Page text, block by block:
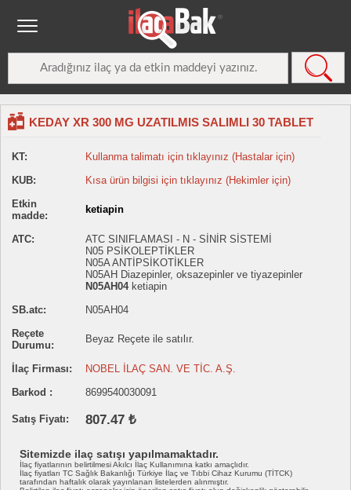
KEDAY XR 300 MG UZATILMIS SALIMLI 30 TABLET
KT:
Kullanma talimatı için tıklayınız (Hastalar için)
KUB:
Kısa ürün bilgisi için tıklayınız (Hekimler için)
Etkin
madde:
ketiapin
ATC:
ATC SINIFLAMASI - N - SİNİR SİSTEMİ
N05 PSİKOLEPTİKLER
N05A ANTİPSİKOTİKLER
N05AH Diazepinler, oksazepinler ve tiyazepinler
N05AH04ketiapin
SB.atc:
N05AH04
Reçete
Durumu:
Beyaz Reçete ile satılır.
İlaç Firması:
NOBEL İLAÇ SAN. VE TİC. A.Ş.
Barkod :
8699540030091
Satış Fiyatı: 807.47 ₺
Sitemizde ilaç satışı yapılmamaktadır.
İlaç fiyatlarının belirtilmesi Akılcı İlaç Kullanımına katkı amaçlıdır.
İlaç fiyatları TC Sağlık Bakanlığı Türkiye İlaç ve Tıbbi Cihaz Kurumu (TİTCK)
tarafından haftalık olarak yayınlanan listelerden alınmıştır.